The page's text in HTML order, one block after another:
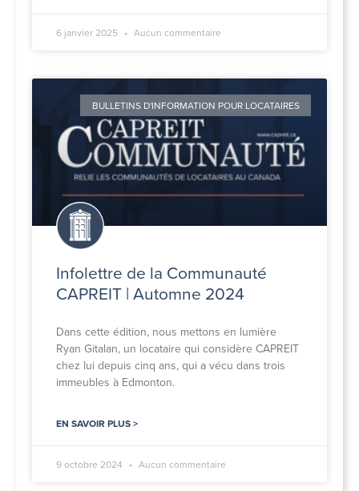
6 janvier 2025 Aucun commentaire
BULLETINS D'INFORMATION POUR LOCATAIRES
Infolettre de la Communauté
CAPREIT | Automne 2024
Dans cette édition, nous mettons en lumière
Ryan Gitalan, un locataire qui considère CAPREIT
chez lui depuis cinq ans, qui a vécu dans trois
immeubles à Edmonton.
EN SAVOIR PLUS >
9 octobre 2024 Aucun commentaire